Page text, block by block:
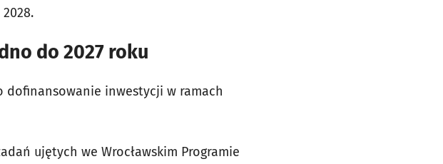
do 2027 roku
dofinansowanie inwestycji w ramach
ujętych we Wrocławskim Programie